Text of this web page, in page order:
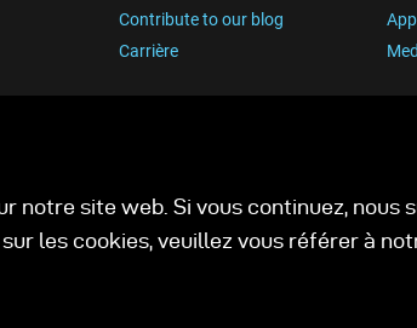
Contribute to our blog
Carrière
site web. Si vous continuez, nous
les cookies, veuillez vous référer à